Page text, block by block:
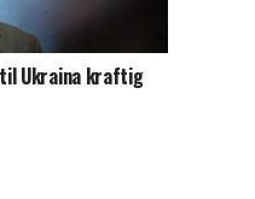
Ukraina kraftig